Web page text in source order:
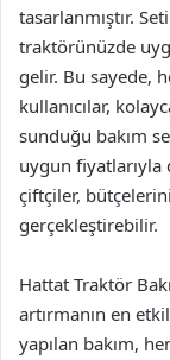
tasarlanmıştır.
traktörünüzde
gelir. Bu sayede,
kullanıcılar,
sunduğu bakım
uygun fiyatlarıyla
çiftçiler,
gerçekleştirebilir.
Hattat Traktör
artırmanın en
yapılan bakım,